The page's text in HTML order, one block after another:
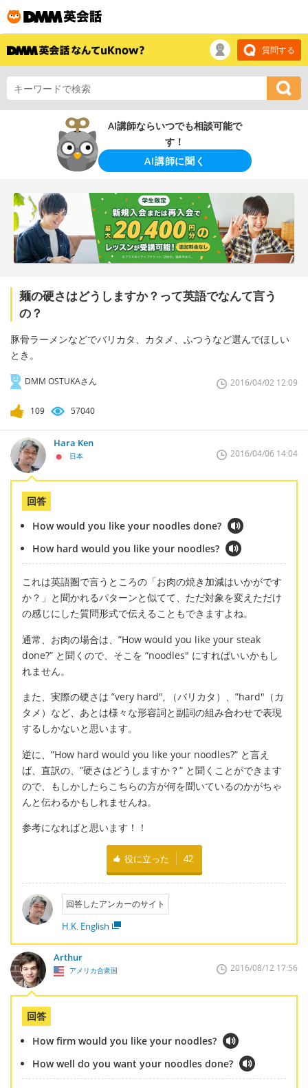
質問する
AI講師ならいつでも相談可能で
す！
AI講師に聞く
麺の硬さはどうしますか？って英語でなんて言う
の？
豚骨ラーメンなどでバリカタ、カタメ、ふつうなど選んでほしい
とき。
DMM OSTUKAさん 2016/04/02 12:09
109 57040
Hara Ken
日本 2016/04/06 14:04
回答
How would you like your noodles done?
How hard would you like your noodles?
これは英語圏で言うところの「お肉の焼き加減はいかがです
か？」と聞かれるパターンと似てて、ただ対象を変えただけ
の感じにした質問形式で伝えることもできますよね。
通常、お肉の場合は、”How would you like your steak
done?” と聞くので、そこを “noodles" にすればいいかもし
れません。
また、実際の硬さは ”very hard", （バリカタ）、”hard"（カ
タメ）など、あとは様々な形容詞と副詞の組み合わせで表現
するしかないと思います。
逆に、”How hard would you like your noodles?” と言え
ば、直訳の、”硬さはどうしますか？” と聞くことができます
ので、もしかしたらこちらの方が何を聞いているのかがちゃ
んと伝わるかもしれませんね。
参考になればと思います！！
役に立った 42
回答したアンカーのサイト
H.K. English
Arthur
アメリカ合衆国 2016/08/12 17:56
回答
How firm would you like your noodles?
How well do you want your noodles done?